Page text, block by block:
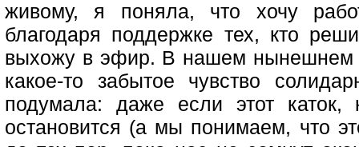
живому, я поняла, что хочу
благодаря поддержке тех, кто
выхожу в эфир. В нашем нынешнем
какое-то забытое чувство
подумала: даже если этот
остановится (а мы понимаем, что